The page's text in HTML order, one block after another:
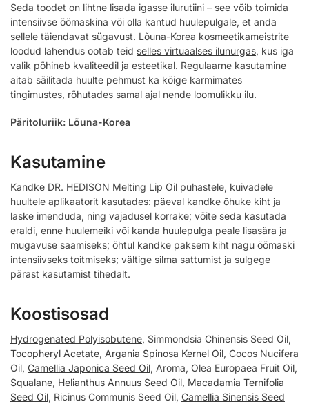
Seda toodet on lihtne lisada igasse ilurutiini – see võib toimida
intensiivse öömaskina või olla kantud huulepulgale, et anda
sellele täiendavat sügavust. Lõuna-Korea kosmeetikameistrite
loodud lahendus ootab teid selles virtuaalses ilunurgas, kus iga
valik põhineb kvaliteedil ja esteetikal. Regulaarne kasutamine
aitab säilitada huulte pehmust ka kõige karmimates
tingimustes, rõhutades samal ajal nende loomulikku ilu.
Päritoluriik: Lõuna-Korea
Kasutamine
Kandke DR. HEDISON Melting Lip Oil puhastele, kuivadele
huultele aplikaatorit kasutades: päeval kandke õhuke kiht ja
laske imenduda, ning vajadusel korrake; võite seda kasutada
eraldi, enne huulemeiki või kanda huulepulga peale lisasära ja
mugavuse saamiseks; õhtul kandke paksem kiht nagu öömaski
intensiivseks toitmiseks; vältige silma sattumist ja sulgege
pärast kasutamist tihedalt.
Koostisosad
Hydrogenated Polyisobutene, Simmondsia Chinensis Seed Oil,
Tocopheryl Acetate, Argania Spinosa Kernel Oil, Cocos Nucifera
Oil, Camellia Japonica Seed Oil, Aroma, Olea Europaea Fruit Oil,
Squalane, Helianthus Annuus Seed Oil, Macadamia Ternifolia
Seed Oil, Ricinus Communis Seed Oil, Camellia Sinensis Seed